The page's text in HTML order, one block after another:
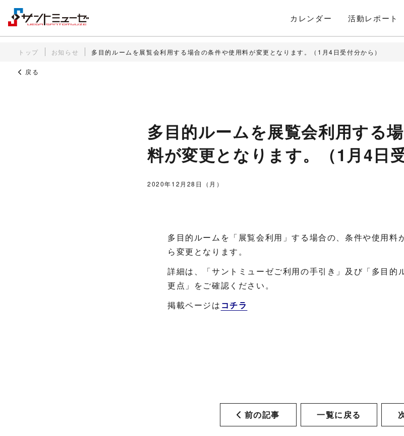
カレンダー 活動レポート
トップ お知らせ 多目的ルームを展覧会利用する場合の条件や使用料が変更となります。（1月4日受付分から）
戻る
多目的ルームを展覧会利用する
料が変更となります。（1月4日
2020年12月28日（月）
多目的ルームを「展覧会利用」する場合の、条件や使用料
ら変更となります。
詳細は、「サントミューゼご利用の手引き」及び「多目的
更点」をご確認ください。
掲載ページは コチラ
前の記事 一覧に戻る